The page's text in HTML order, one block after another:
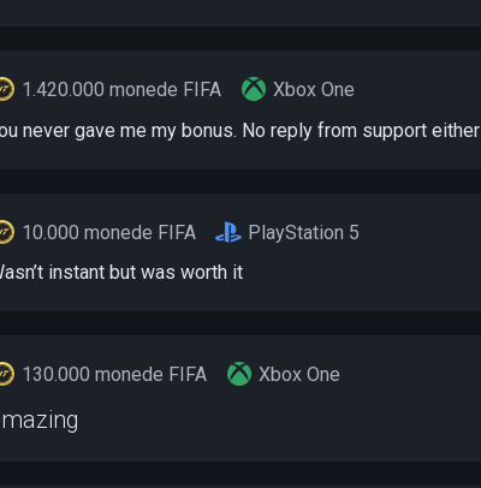
1.420.000 monede FIFA
Xbox One
never gave me my bonus. No reply from support either
10.000 monede FIFA
PlayStation 5
instant but was worth it
130.000 monede FIFA Xbox One